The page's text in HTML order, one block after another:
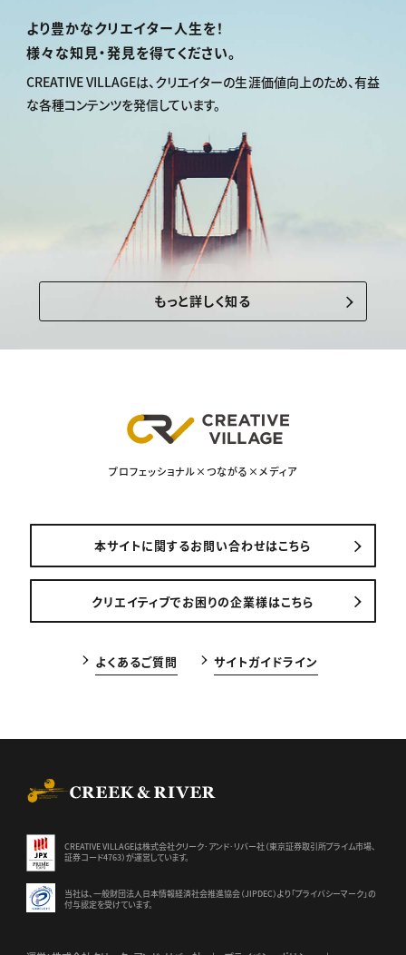
より豊かなクリエイター人生を！
様々な知見・発見を得てください。
CREATIVE VILLAGEは、クリエイターの生涯価値向上のため、有益
な各種コンテンツを発信しています。
もっと詳しく知る
プロフェッショナル×つながる×メディア
本サイトに関するお問い合わせはこちら
クリエイティブでお困りの企業様はこちら
よくあるご質問 サイトガイドライン
CREATIVE VILLAGEは株式会社クリーク･アンド･リバー社（東京証券取引所プライム市場、
証券コード4763）が運営しています。
当社は、一般財団法人日本情報経済社会推進協会（JIPDEC）より 「プライバシーマーク」の
付与認定を受けています。